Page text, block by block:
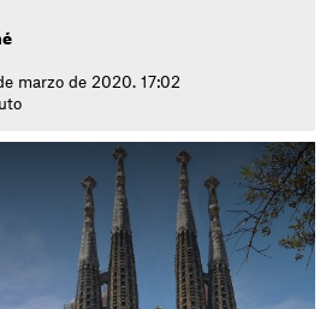
marzo de 2020. 17:02